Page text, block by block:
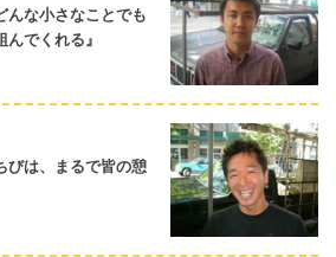
んな小さなことでも
でくれる』
びは、まるで皆の憩